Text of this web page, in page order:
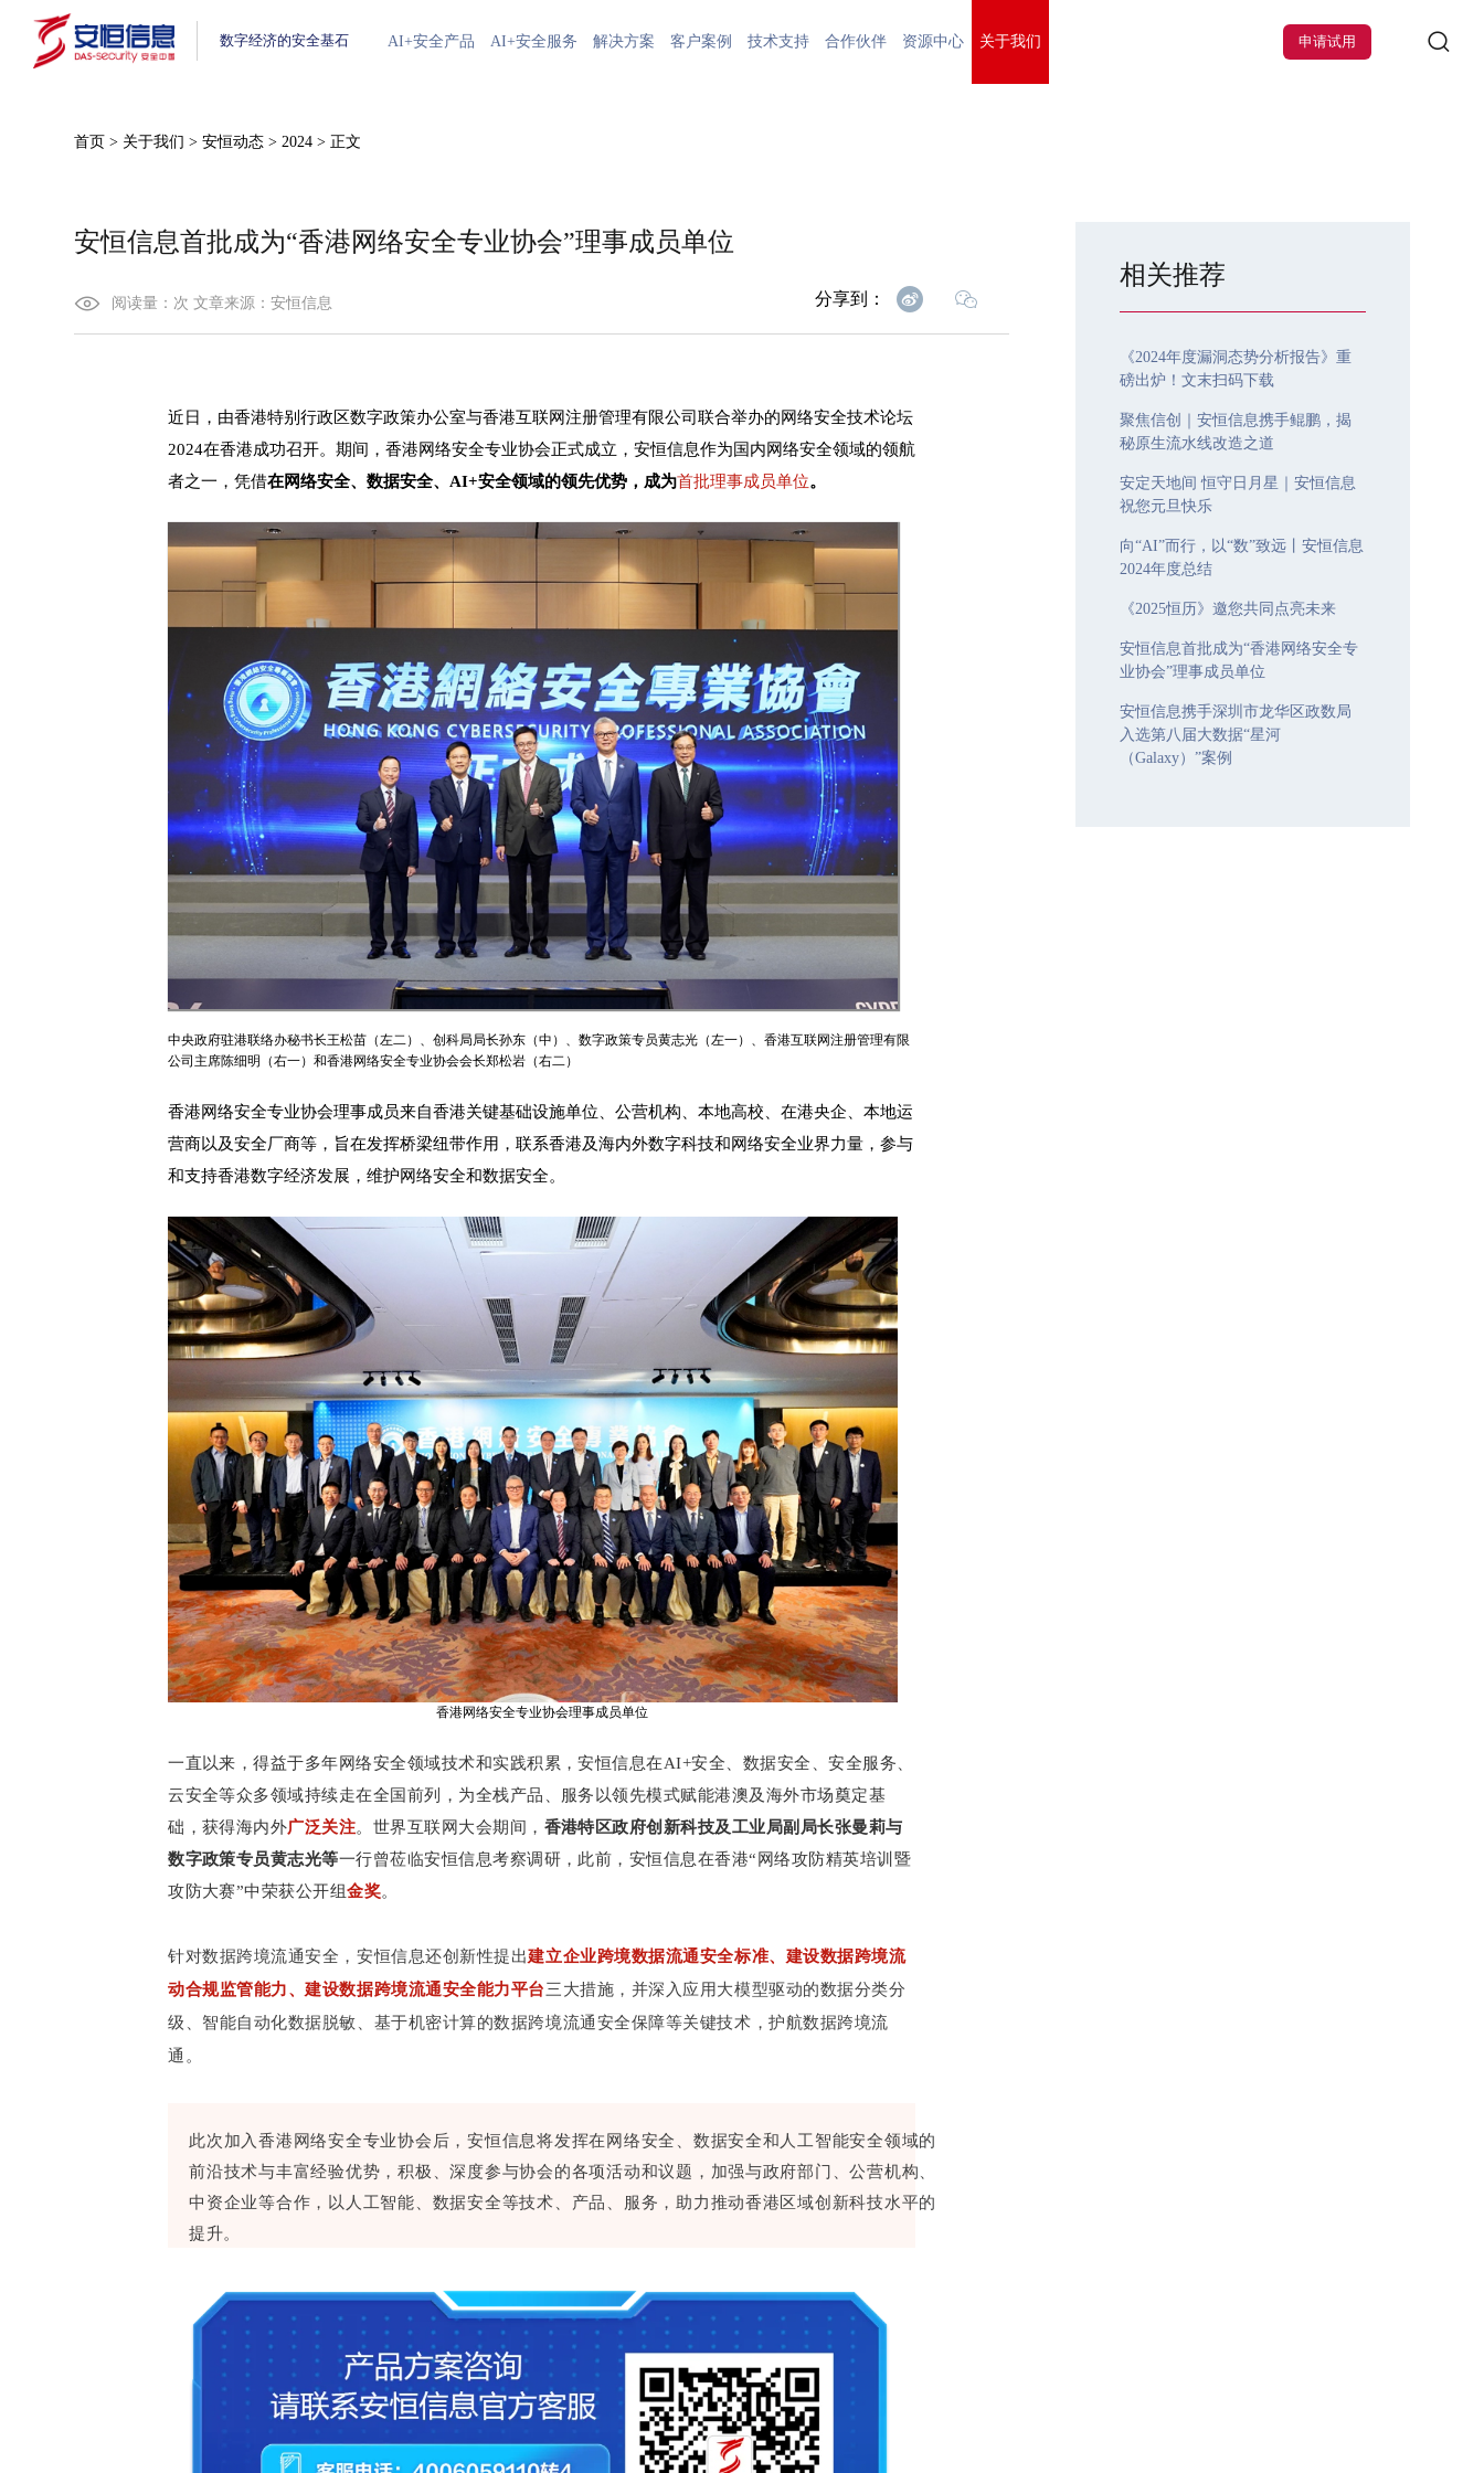
数字经济的安全基石 AI+安全产品 AI+安全服务 解决方案 客户案例 技术支持 合作伙伴 资源中心 关于我们 申请试用
首页 > 关于我们 >安恒动态 >2024 > 正文
安恒信息首批成为“香港网络安全专业协会”理事成员单位
阅读量： 次文章来源：安恒信息 分享到：
近日，由香港特别行政区数字政策办公室与香港互联网注册管理有限公司联合举办的网络安全技术论坛
2024在香港成功召开。期间，香港网络安全专业协会正式成立，安恒信息作为国内网络安全领域的领航
者之一，凭借在网络安全、数据安全、AI+安全领域的领先优势，成为首批理事成员单位。
中央政府驻港联络办秘书长王松苗（左二）、创科局局长孙东（中）、数字政策专员黄志光（左一）、香港互联网注册管理有限
公司主席陈细明（右一）和香港网络安全专业协会会长郑松岩（右二）
香港网络安全专业协会理事成员来自香港关键基础设施单位、公营机构、本地高校、在港央企、本地运
营商以及安全厂商等，旨在发挥桥梁纽带作用，联系香港及海内外数字科技和网络安全业界力量，参与
和支持香港数字经济发展，维护网络安全和数据安全。
香港网络安全专业协会理事成员单位
一直以来，得益于多年网络安全领域技术和实践积累，安恒信息在AI+安全、数据安全、安全服务、
云安全等众多领域持续走在全国前列，为全栈产品、服务以领先模式赋能港澳及海外市场奠定基
础，获得海内外广泛关注。世界互联网大会期间， 香港特区政府创新科技及工业局副局长张曼莉与
数字政策专员黄志光等一行曾莅临安恒信息考察调研，此前，安恒信息在香港“网络攻防精英培训暨
攻防大赛”中荣获公开组金奖。
针对数据跨境流通安全，安恒信息还创新性提出建立企业跨境数据流通安全标准、 建设数据跨境流
动合规监管能力、建设数据跨境流通安全能力平台三大措施，并深入应用大模型驱动的数据分类分
级、智能自动化数据脱敏、基于机密计算的数据跨境流通安全保障等关键技术，护航数据跨境流
通。
此次加入香港网络安全专业协会后，安恒信息将发挥在网络安全、数据安全和人工智能安全领域的
前沿技术与丰富经验优势，积极、深度参与协会的各项活动和议题，加强与政府部门、公营机构、
中资企业等合作，以人工智能、数据安全等技术、产品、服务，助力推动香港区域创新科技水平的
提升。
相关推荐
《2024年度漏洞态势分析报告》重
磅出炉！文末扫码下载
聚焦信创｜安恒信息携手鲲鹏，揭
秘原生流水线改造之道
安定天地间 恒守日月星｜安恒信息
祝您元旦快乐
向“AI”而行，以“数”致远丨安恒信息
2024年度总结
《2025恒历》邀您共同点亮未来
安恒信息首批成为“香港网络安全专
业协会”理事成员单位
安恒信息携手深圳市龙华区政数局
入选第八届大数据“星河
（Galaxy）”案例